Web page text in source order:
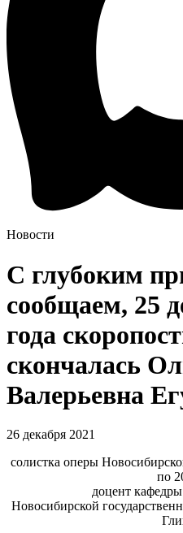
Новости
С глубоким
сообщаем, 25
года
скончалась
Валерьевна
26 декабря 2021
солистка оперы
по
доцент
Новосибирской